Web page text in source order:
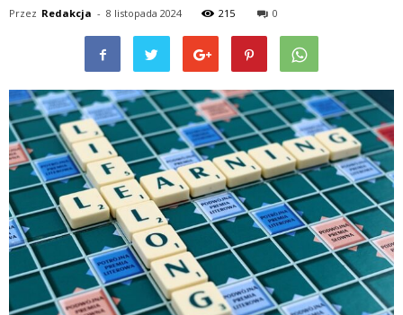
Przez Redakcja - 8 listopada 2024 215 0